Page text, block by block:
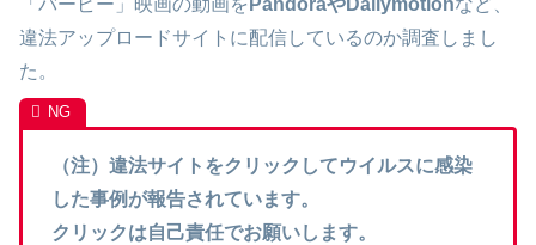
「バービー」映画の動画を PandoraやDailymotionなど、
違法アップロードサイトに配信しているのか調査しまし
た。
（注）違法サイトをクリックしてウイルスに感染
した事例が報告されています。
クリックは自己責任でお願いします。